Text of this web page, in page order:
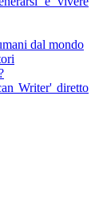
dal mondo
Writer' diretto